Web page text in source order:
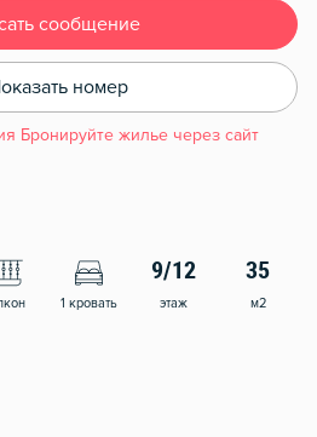
сообщение
номер
Бронируйте жилье через сайт
1 кровать
9/12
этаж
35
м2